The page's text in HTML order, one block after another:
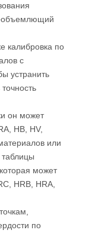
калибровка по
с
устранить
он может
HB, HV,
или
может
HRB, HRA,
по